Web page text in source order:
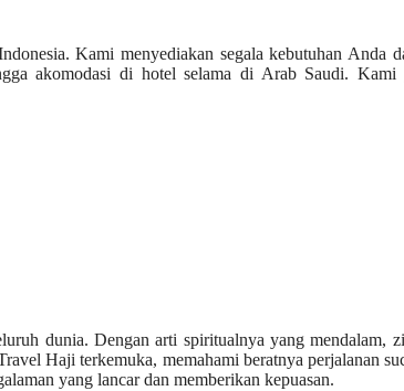
Kami menyediakan segala kebutuhan Anda
akomodasi di hotel selama di Arab Saudi. Kami
dunia. Dengan arti spiritualnya yang mendalam,
Haji terkemuka, memahami beratnya perjalanan
yang lancar dan memberikan kepuasan.